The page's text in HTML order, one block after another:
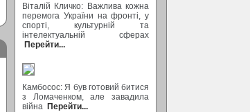
Віталій Кличко: Важлива кожна
перемога України на фронті, у
спорті, культурній та
інтелектуальній сферах
Перейти...
Камбосос: Я був готовий битися
з Ломаченком, але завадила
війна Перейти...